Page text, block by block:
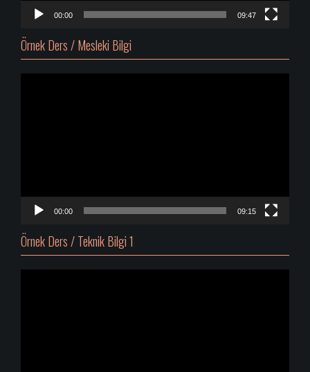
00:00 09:47
Örnek Ders / Mesleki Bilgi
00:00 09:15
Örnek Ders / Teknik Bilgi 1